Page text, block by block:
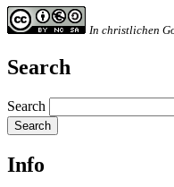
In christlichen
Search
Search
Info